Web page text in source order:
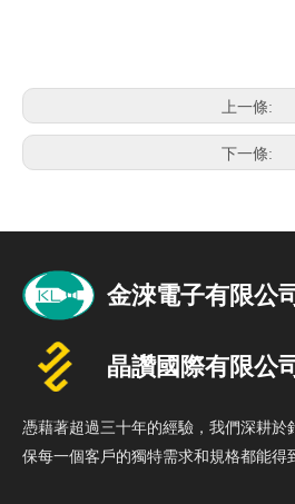
上一條:
下一條:
憑藉著超過三十年的經驗，我們深耕於
保每一個客戶的獨特需求和規格都能得